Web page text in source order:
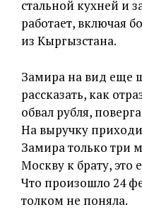
стальной кухней и
работает, включая
из Кыргызстана.
Замира на вид еще
рассказать, как
обвал рубля,
На выручку
Замира только три
Москву к брату, это
Что произошло 24
толком не поняла.